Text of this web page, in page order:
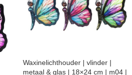
Waxinelichthouder | vlinder |
metaal & glas | 18×24 cm | m04 |